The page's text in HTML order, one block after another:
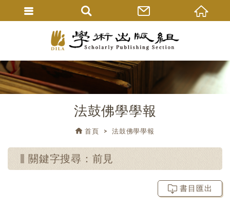
法鼓佛學學報
首頁 法鼓佛學學報
關鍵字搜尋：前見
書目匯出